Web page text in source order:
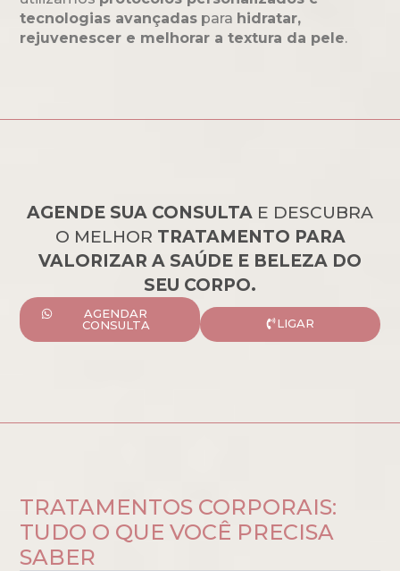
tecnologias avançadas para hidratar,
rejuvenescer e melhorar a textura da pele.
AGENDE SUA CONSULTA E DESCUBRA
O MELHOR TRATAMENTO PARA
VALORIZAR A SAÚDE E BELEZA DO
SEU CORPO.
AGENDAR
CONSULTA
LIGAR
TRATAMENTOS CORPORAIS:
TUDO O QUE VOCÊ PRECISA
SABER